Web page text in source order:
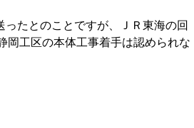
たとのことですが、ＪＲ東海の回
岡工区の本体工事着手は認められな